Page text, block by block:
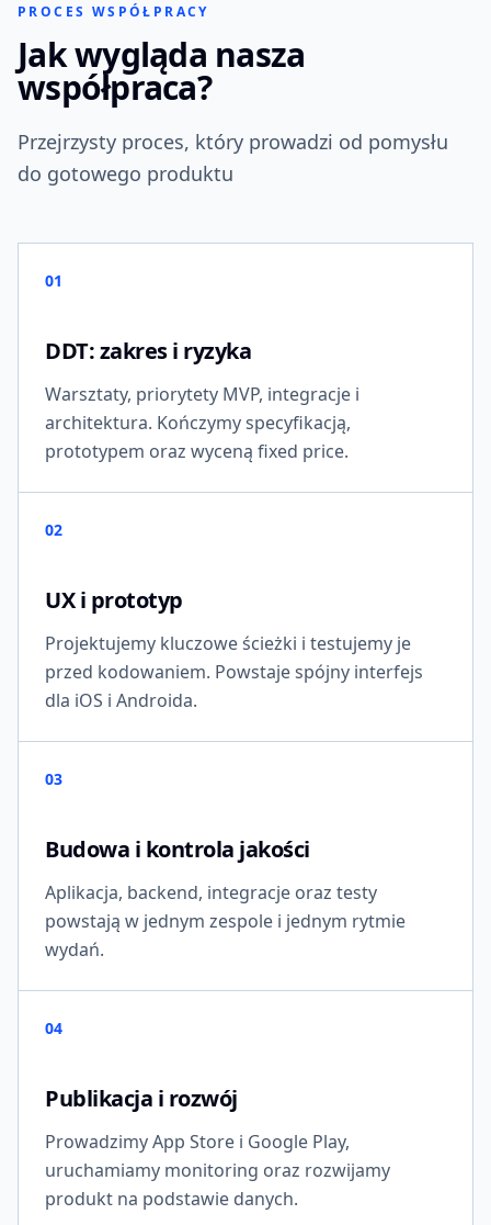
PROCES WSPÓŁPRACY
Jak wygląda nasza
współpraca?
Przejrzysty proces, który prowadzi od pomysłu
do gotowego produktu
01
DDT: zakres i ryzyka
Warsztaty, priorytety MVP, integracje i
architektura. Kończymy specyfikacją,
prototypem oraz wyceną fixed price.
02
UX i prototyp
Projektujemy kluczowe ścieżki i testujemy je
przed kodowaniem. Powstaje spójny interfejs
dla iOS i Androida.
03
Budowa i kontrola jakości
Aplikacja, backend, integracje oraz testy
powstają w jednym zespole i jednym rytmie
wydań.
04
Publikacja i rozwój
Prowadzimy App Store i Google Play,
uruchamiamy monitoring oraz rozwijamy
produkt na podstawie danych.